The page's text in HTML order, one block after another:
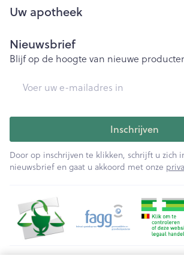
geneesmiddel en vertel dit
Als u minder gaat horen, raadpleeg
Stoornis in nierfunctietesten.
misselijkheid, braken, diarree,
gevoel, verstopping, indigestie
Huiduitslag
Uw apotheek
Nieuwsbrief
Blijf op de hoogte van nieuwe
Inschrijven
Door op inschrijven te klikken, schrijft u zich
nieuwsbrief en gaat u akkoord met onze
Juridische links